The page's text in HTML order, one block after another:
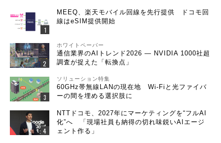
MEEQ、楽天モバイル回線を先行提供 ドコモ回
線はeSIM提供開始
ホワイトペーパー
通信業界のAIトレンド2026 ― NVIDIA 1000社超
調査が捉えた「転換点」
ソリューション特集
60GHz帯無線LANの現在地 Wi-Fiと光ファイバ
ーの間を埋める選択肢に
NTTドコモ、2027年にマーケティングを“フルAI
化”へ 「現場社員も納得の切れ味鋭いAIエージ
ェント作る」